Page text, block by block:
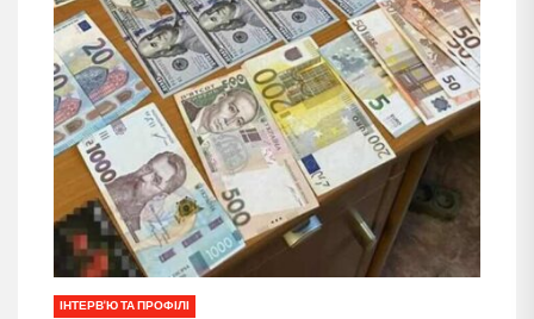
ІНТЕРВ'Ю ТА ПРОФІЛІ